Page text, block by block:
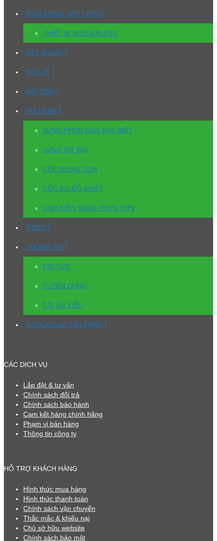
BƠM MÀNG, NỒI TRỘN
THIẾT BỊ SƠN AIRLESS
CÂY KHUẤY
BÚT VẼ
DÂY DẪN
PHỤ KIỆN
SÚNG PHUN SƠN ĐẶC BIỆT
SÚNG XỊT BỤI
CỐC ĐỰNG SƠN
CỐC ĐO ĐỘ NHỚT
LINH KIỆN SÚNG PHUN SƠN
VIDEO
THÔNG TIN
TIN TỨC
TUYỂN DỤNG
TẢI TÀI LIỆU
CATALOGUE SẢN PHẨM
CÁC DỊCH VỤ
Lắp đặt & tư vấn
Chính sách đổi trả
Chính sách bảo hành
Cam kết hàng chính hãng
Phạm vi bán hàng
Thông tin công ty
HỖ TRỢ KHÁCH HÀNG
Hình thức mua hàng
Hình thức thanh toán
Chính sách vận chuyển
Thắc mắc & khiếu nại
Chủ sở hữu website
Chính sách bảo mật